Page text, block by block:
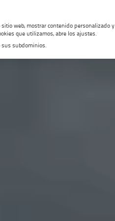
web, mostrar contenido personalizado y
que utilizamos, abre los ajustes.
sus subdominios.